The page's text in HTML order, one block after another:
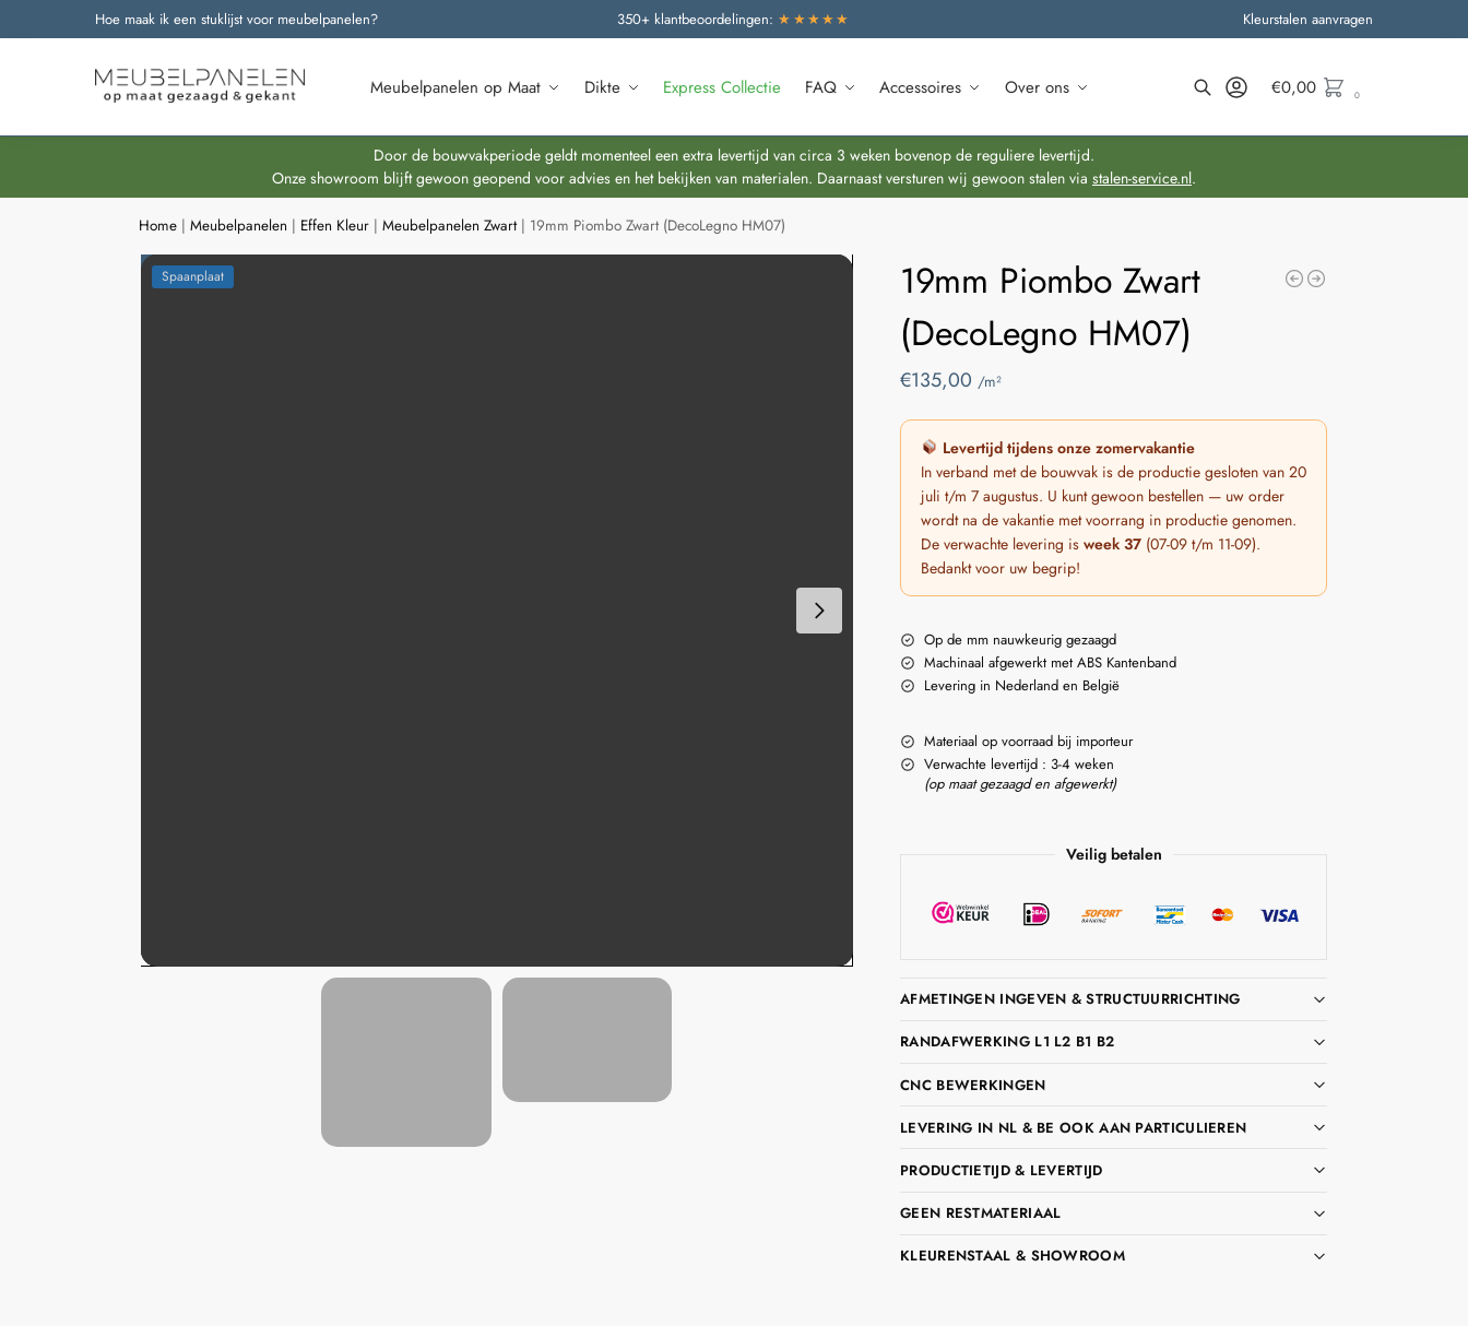
Hoe maak ik een stuklijst voor meubelpanelen? 350+ klantbeoordelingen: ★★★★★ Kleurstalen aanvragen
Meubelpanelen op Maat Dikte Express Collectie FAQ Accessoires Over ons
Onze nieuwste producten
€0,00 0
Door de bouwvakperiode geldt momenteel een extra levertijd van circa 3 weken bovenop de reguliere levertijd.
Onze showroom blijft gewoon geopend voor advies en het bekijken van materialen. Daarnaast versturen wij gewoon stalen via stalen-service.nl.
Home |Meubelpanelen | Effen Kleur |Meubelpanelen Zwart| 19mm Piombo Zwart (DecoLegno HM07)
Spaanplaat
19mm Piombo Zwart
(DecoLegno HM07)
€135,00 /m²
Levertijd tijdens onze zomervakantie
In verband met de bouwvak is de productie gesloten van 20
juli t/m 7 augustus. U kunt gewoon bestellen — uw order
wordt na de vakantie met voorrang in productie genomen.
De verwachte levering isweek 37 (07-09 t/m 11-09).
Bedankt voor uw begrip!
Op de mm nauwkeurig gezaagd
Machinaal afgewerkt met ABS Kantenband
Levering in Nederland en België
Materiaal op voorraad bij importeur
Verwachte levertijd : 3-4 weken
(op maat gezaagd en afgewerkt)
Veilig betalen
AFMETINGEN INGEVEN & STRUCTUURRICHTING
RANDAFWERKING L1 L2 B1 B2
CNC BEWERKINGEN
LEVERING IN NL & BE OOK AAN PARTICULIEREN
PRODUCTIETIJD & LEVERTIJD
GEEN RESTMATERIAAL
KLEURENSTAAL & SHOWROOM